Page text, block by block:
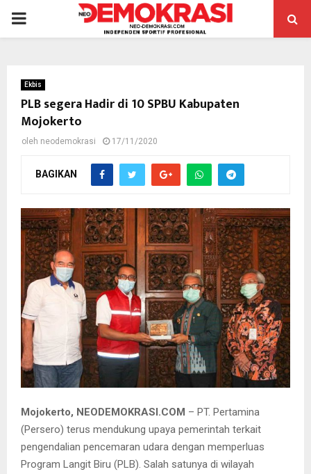
PRIMARY
Ekbis
PLB segera Hadir di 10 SPBU Kabupaten
Mojokerto
oleh neodemokrasi 17/11/2020
BAGIKAN
Pjs Bupati Mojokerto Himawan Estu Bagijo ketika menerima
cinderamata dari perwakilan Pertamina Fandy Ivan Nugroho.
Mojokerto, NEODEMOKRASI.COM – PT. Pertamina
(Persero) terus mendukung upaya pemerintah terkait
pengendalian pencemaran udara dengan memperluas
Program Langit Biru (PLB). Salah satunya di wilayah